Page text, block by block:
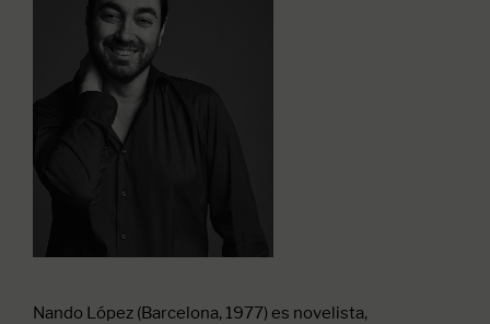
Nando López (Barcelona, 1977) es novelista,